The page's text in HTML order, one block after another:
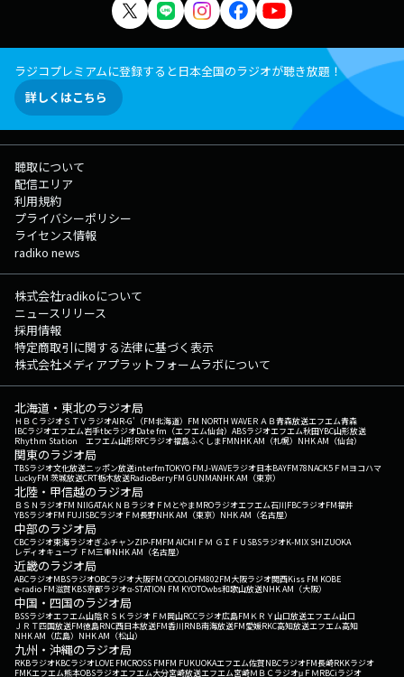
ラジコプレミアムに登録すると日本全国のラジオが聴き放題！
詳しくはこちら
聴取について
配信エリア
利用規約
プライバシーポリシー
ライセンス情報
radiko news
株式会社radikoについて
ニュースリリース
採用情報
特定商取引に関する法律に基づく表示
株式会社メディアプラットフォームラボについて
北海道・東北のラジオ局
ＨＢＣラジオＳＴＶラジオAIR-G'（FM北海道） FM NORTH WAVEＲＡＢ青森放送エフエム青森
IBCラジオエフエム岩手tbcラジオDate fm（エフエム仙台） ABSラジオエフエム秋田YBC山形放送
Rhythm Station エフエム山形RFCラジオ福島ふくしまFMNHK AM（札幌） NHK AM（仙台）
関東のラジオ局
TBSラジオ文化放送ニッポン放送interfmTOKYO FMJ-WAVEラジオ日本BAYFM78NACK5 ＦＭヨコハマ
LuckyFM 茨城放送CRT栃木放送RadioBerryFM GUNMANHK AM（東京）
北陸・甲信越のラジオ局
ＢＳＮラジオFM NIIGATAＫＮＢラジオ ＦＭとやまMROラジオエフエム石川FBCラジオFM福井
YBSラジオFM FUJISBCラジオ ＦＭ長野NHK AM（東京） NHK AM（名古屋）
中部のラジオ局
CBCラジオ東海ラジオぎふチャンZIP-FMFM AICHI ＦＭ ＧＩＦＵ SBSラジオK-MIX SHIZUOKA
レディオキューブ ＦＭ三重NHK AM（名古屋）
近畿のラジオ局
ABCラジオMBSラジオOBCラジオ大阪FM COCOLOFM802FM大阪ラジオ関西Kiss FM KOBE
e-radio FM滋賀KBS京都ラジオα-STATION FM KYOTOwbs和歌山放送NHK AM（大阪）
中国・四国のラジオ局
BSSラジオエフエム山陰ＲＳＫラジオ ＦＭ岡山RCCラジオ広島FM ＫＲＹ山口放送エフエム山口
ＪＲＴ四国放送FM徳島RNC西日本放送FM香川RNB南海放送FM愛媛RKC高知放送エフエム高知
NHK AM（広島） NHK AM（松山）
九州・沖縄のラジオ局
RKBラジオKBCラジオLOVE FMCROSS FMFM FUKUOKAエフエム佐賀NBCラジオFM長崎RKKラジオ
FMKエフエム熊本OBSラジオエフエム大分宮崎放送エフエム宮崎ＭＢＣラジオμＦＭRBCiラジオ